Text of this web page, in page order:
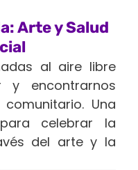
Arte y Salud
al aire libre
y encontrarnos
Una
celebrar la
del arte y la